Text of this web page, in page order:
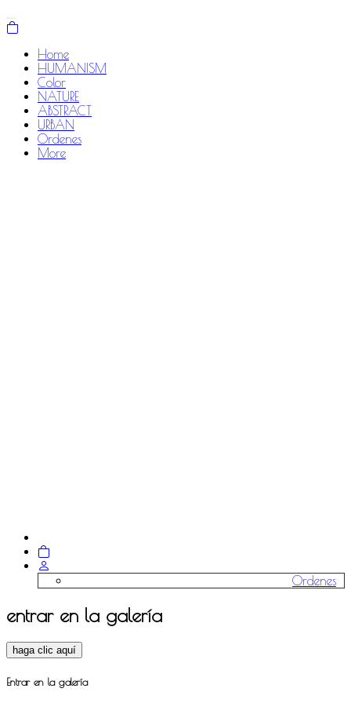
Home
HUMANISM
Color
NATURE
ABSTRACT
URBAN
Ordenes
More
Ordenes
entrar en la galería
haga clic aquí
Entrar en la galería